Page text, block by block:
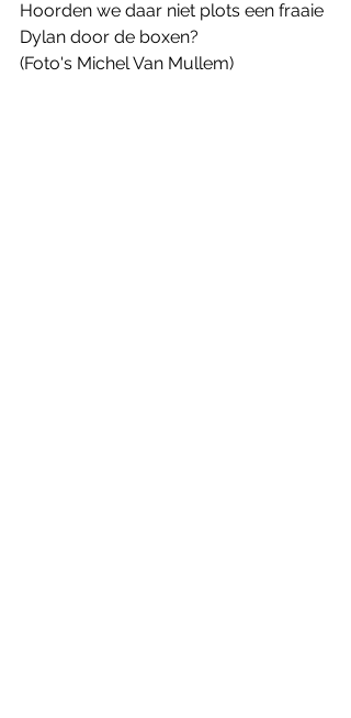
Hoorden we daar niet plots een fraaie
Dylan door de boxen?
(Foto's Michel Van Mullem)